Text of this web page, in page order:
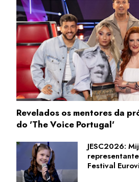
Revelados os mentores da
do 'The Voice Portugal'
JESC2026:
Festival